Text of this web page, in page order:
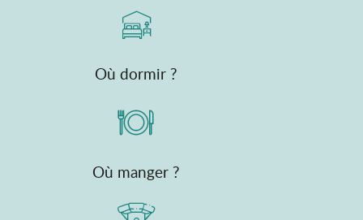
Où dormir ?
Où manger ?